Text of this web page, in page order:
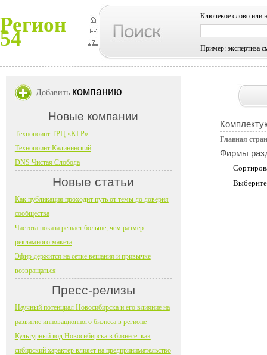
Регион
54
Ключевое слово или
Пример: экспертиза
Главная
Фирмы
Добавить компанию
Новые компании
Технопоинт ТРЦ «KLP»
Технопоинт Калининский
DNS Чистая Слобода
Новые статьи
Как публикация проходит путь от темы до доверия
сообщества
Частота показа решает больше, чем размер
рекламного макета
Эфир держится на сетке вещания и привычке
возвращаться
Пресс-релизы
Научный потенциал Новосибирска и его влияние на
развитие инновационного бизнеса в регионе
Культурный код Новосибирска в бизнесе: как
сибирский характер влияет на предпринимательство